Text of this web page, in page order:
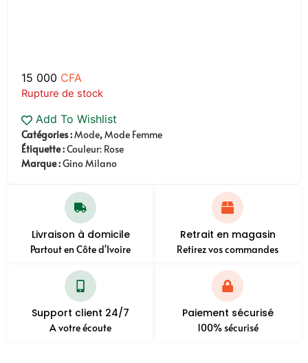
15 000 CFA
Rupture de stock
Add To Wishlist
Catégories :Mode,Mode Femme
Étiquette :Couleur: Rose
Marque :Gino Milano
Livraison à domicile
Partout en Côte d'Ivoire
Retrait en magasin
Retirez vos commandes
Support client 24/7
A votre écoute
Paiement sécurisé
100% sécurisé